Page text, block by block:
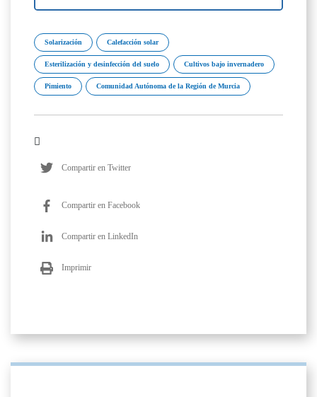
Solarización Calefacción solar
Esterilización y desinfección del suelo Cultivos bajo invernadero
Pimiento Comunidad Autónoma de la Región de Murcia
Compartir en Twitter
Compartir en Facebook
Compartir en LinkedIn
Imprimir